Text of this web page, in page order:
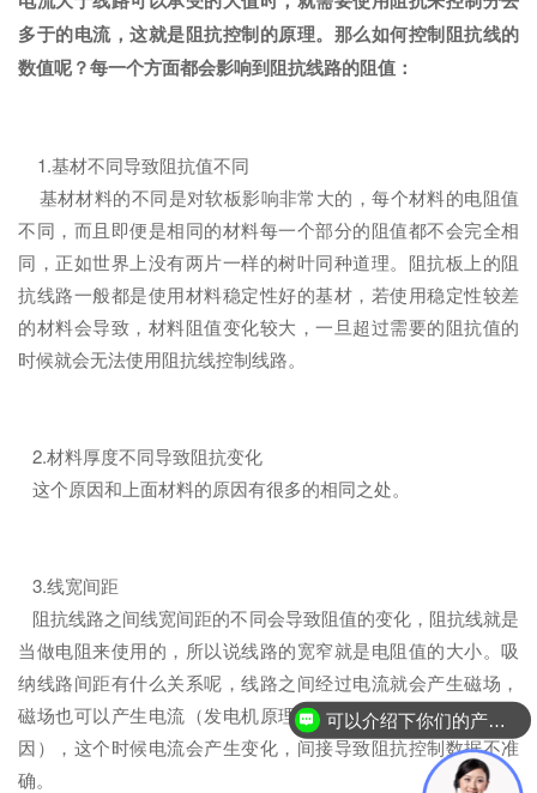
多于的电流，这就是阻抗控制的原理。那么如何控制阻抗线的
数值呢？每一个方面都会影响到阻抗线路的阻值：
1.基材不同导致阻抗值不同
基材材料的不同是对软板影响非常大的，每个材料的电阻值
不同，而且即便是相同的材料每一个部分的阻值都不会完全相
同，正如世界上没有两片一样的树叶同种道理。阻抗板上的阻
抗线路一般都是使用材料稳定性好的基材，若使用稳定性较差
的材料会导致，材料阻值变化较大，一旦超过需要的阻抗值的
时候就会无法使用阻抗线控制线路。
2.材料厚度不同导致阻抗变化
这个原因和上面材料的原因有很多的相同之处。
3.线宽间距
阻抗线路之间线宽间距的不同会导致阻值的变化，阻抗线就是
当做电阻来使用的，所以说线路的宽窄就是电阻值的大小。吸
纳线路间距有什么关系呢，线路之间经过电流就会产生磁场，
磁场也可以产生电流（发电机原理，这就是为什么要屏蔽的原
因），这个时候电流会产生变化，间接导致阻抗控制数据不准
确。
可以介绍下你们的产品么？